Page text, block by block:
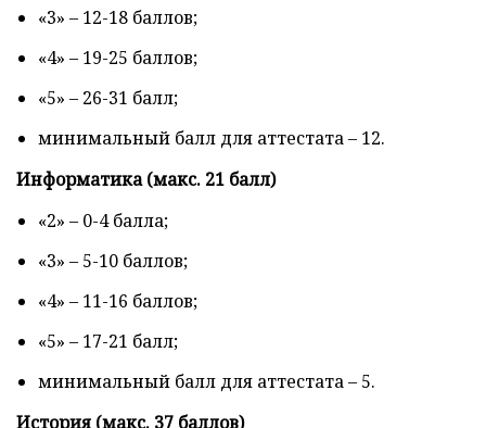
«3» – 12-18 баллов;
«4» – 19-25 баллов;
«5» – 26-31 балл;
минимальный балл для аттестата – 12.
Информатика (макс. 21 балл)
«2» – 0-4 балла;
«3» – 5-10 баллов;
«4» – 11-16 баллов;
«5» – 17-21 балл;
минимальный балл для аттестата – 5.
История (макс. 37 баллов)